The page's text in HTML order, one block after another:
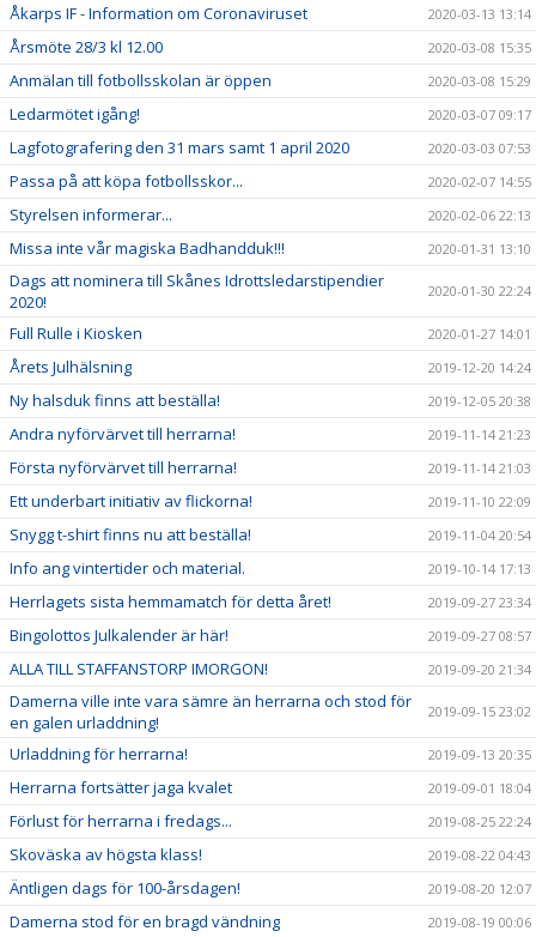
Åkarps IF - Information om Coronaviruset 2020-03-13 13:14
Årsmöte 28/3 kl 12.00 2020-03-08 15:35
Anmälan till fotbollsskolan är öppen 2020-03-08 15:29
Ledarmötet igång! 2020-03-07 09:17
Lagfotografering den 31 mars samt 1 april 2020 2020-03-03 07:53
Passa på att köpa fotbollsskor... 2020-02-07 14:55
Styrelsen informerar... 2020-02-06 22:13
Missa inte vår magiska Badhandduk!!! 2020-01-31 13:10
Dags att nominera till Skånes Idrottsledarstipendier
2020!
2020-01-30 22:24
Full Rulle i Kiosken 2020-01-27 14:01
Årets Julhälsning 2019-12-20 14:24
Ny halsduk finns att beställa! 2019-12-05 20:38
Andra nyförvärvet till herrarna! 2019-11-14 21:23
Första nyförvärvet till herrarna! 2019-11-14 21:03
Ett underbart initiativ av flickorna! 2019-11-10 22:09
Snygg t-shirt finns nu att beställa! 2019-11-04 20:54
Info ang vintertider och material. 2019-10-14 17:13
Herrlagets sista hemmamatch för detta året! 2019-09-27 23:34
Bingolottos Julkalender är här! 2019-09-27 08:57
ALLA TILL STAFFANSTORP IMORGON! 2019-09-20 21:34
Damerna ville inte vara sämre än herrarna och stod för
en galen urladdning!
2019-09-15 23:02
Urladdning för herrarna! 2019-09-13 20:35
Herrarna fortsätter jaga kvalet 2019-09-01 18:04
Förlust för herrarna i fredags... 2019-08-25 22:24
Skoväska av högsta klass! 2019-08-22 04:43
Äntligen dags för 100-årsdagen! 2019-08-20 12:07
Damerna stod för en bragd vändning 2019-08-19 00:06